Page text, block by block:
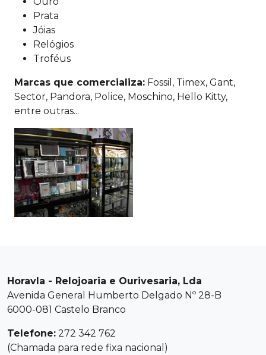
Prata
Jóias
Relógios
Troféus
Marcas que comercializa: Fossil, Timex, Gant,
Sector, Pandora, Police, Moschino, Hello Kitty,
entre outras...
Horavla - Relojoaria e Ourivesaria, Lda
Avenida General Humberto Delgado Nº 28-B
6000-081 Castelo Branco
Telefone: 272 342 762
(Chamada para rede fixa nacional)